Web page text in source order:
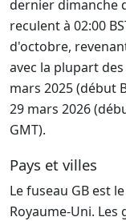
dernier dimanche
reculent à 02:00
d'octobre,
avec la plupart
mars 2025 (début
29 mars 2026
GMT).
Pays et villes
Le fuseau GB est
Royaume-Uni.